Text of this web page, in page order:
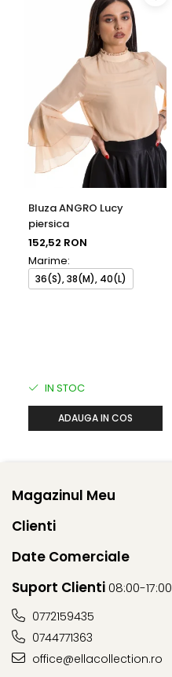
Bluza ANGRO Lucy
piersica
152,52 RON
Marime:
36(S), 38(M), 40(L)
IN STOC
ADAUGA IN COS
Magazinul Meu
Clienti
Date Comerciale
Suport Clienti08:00-17:00
0772159435
0744771363
office@ellacollection.ro